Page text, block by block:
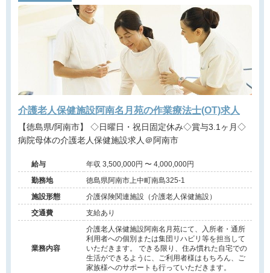
介護老人保健施設阿南名月苑の作業療法士(OT)求人
【徳島県/阿南市】 ◇日曜日・祝日固定休み◇賞与3.1ヶ月◇
病院母体の介護老人保健施設求人＠阿南市
給与
年収 3,500,000円 〜 4,000,000円
勤務地
徳島県阿南市上中町南島325-1
施設形態
介護保険関連施設（介護老人保健施設）
交通費
支給あり
業務内容
介護老人保健施設阿南名月苑にて、入所者・通所
利用者への個別または集団リハビリ等を担当して
いただきます。 できる限り、住み慣れた自宅での
生活ができるように、ご利用者様はもちろん、ご
家族様へのサポートも行っていただきます。